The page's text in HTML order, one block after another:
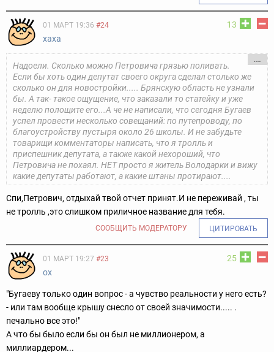
13
01 МАРТ 19:36 #24
хаха
....
Надоели. Сколько можно Петровича грязью поливать.
Если бы хоть один депутат своего округа сделал столько же
сколько он для новостройки..... Брянскую область не узнали
бы. А так- такое ощущение, что заказали то статейку и уже
неделю полощите его...А че не написали, что сегодня Бугаев
успел провести несколько совещаний: по путепроводу, по
благоустройству пустыря около 26 школы. И не забудьте
товарищи комментаторы написать, что я тролль и
приспешник депутата, а также какой нехороший, что
Петровича не похаял. НЕТ просто я житель Володарки и вижу
какие депутаты работают, а какие штаны протирают....
Спи,Петрович, отдыхай твой отчет принят.И не переживай , ты
не тролль ,это слишком приличное название для тебя.
СООБЩИТЬ МОДЕРАТОРУ ЦИТИРОВАТЬ
25
01 МАРТ 19:27 #23
ох
"Бугаеву только один вопрос - а чувство реальности у него есть?
- или там вообще крышу снесло от своей значимости..... .
печально все это!"
А что бы было если бы он был не миллионером, а
миллиардером...